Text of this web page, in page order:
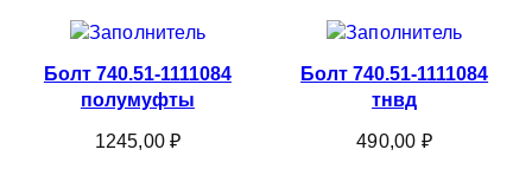
Болт 740.51-1111084
полумуфты
1245,00₽
Болт 740.51-1111084
тнвд
490,00 ₽